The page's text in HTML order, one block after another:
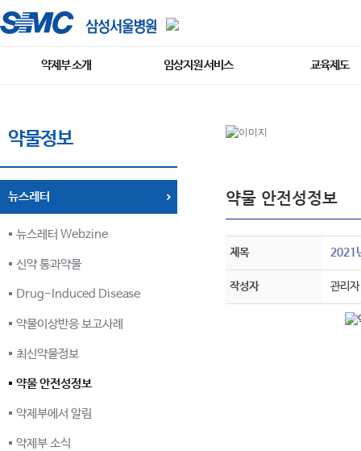
약제부 소개 임상지원 서비스 교육제도
약물정보
뉴스레터
뉴스레터 Webzine
신약 통과약물
Drug-Induced Disease
약물이상반응 보고사례
최신약물정보
약물 안전성정보
약제부에서 알림
약제부 소식
약물 안전성정보
제목 2021
작성자 관리자